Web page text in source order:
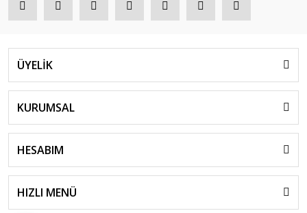
ÜYELİK
KURUMSAL
HESABIM
HIZLI MENÜ